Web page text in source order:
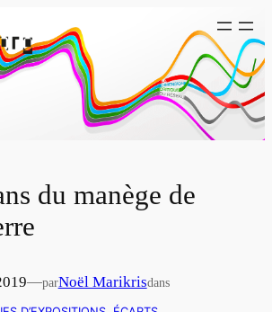
du manège de
—parNoël Marikrisdans